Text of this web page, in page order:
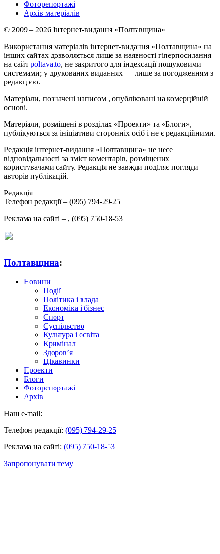
Фоторепортажі
Архів матеріалів
© 2009 – 2026 Інтернет-видання «Полтавщина»
Використання матеріалів інтернет-видання «Полтавщина» на
інших сайтах дозволяється лише за наявності гіперпосилання
на сайт poltava.to, не закритого для індексації пошуковими
системами; у друкованих виданнях — лише за погодженням з
редакцією.
Матеріали, позначені написом , опубліковані на комерційній
основі.
Матеріали, розміщені в розділах «Проекти» та «Блоги»,
публікуються за ініціативи сторонніх осіб і не є редакційними.
Редакція інтернет-видання «Полтавщина» не несе
відповідальності за зміст коментарів, розміщених
користувачами сайту. Редакція не завжди поділяє погляди
авторів публікацій.
Редакція –
Телефон редакції – (095) 794-29-25
Реклама на сайті – , (095) 750-18-53
Полтавщина:
Новини
Події
Політика і влада
Економіка і бізнес
Спорт
Суспільство
Культура і освіта
Кримінал
Здоров’я
Цікавинки
Проекти
Блоги
Фоторепортажі
Архів
Наш e-mail:
Телефон редакції: (095) 794-29-25
Реклама на сайті: (095) 750-18-53
Запропонувати тему